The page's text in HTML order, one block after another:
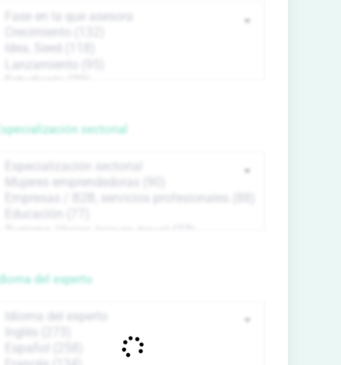
Especialización sectorial
del experto